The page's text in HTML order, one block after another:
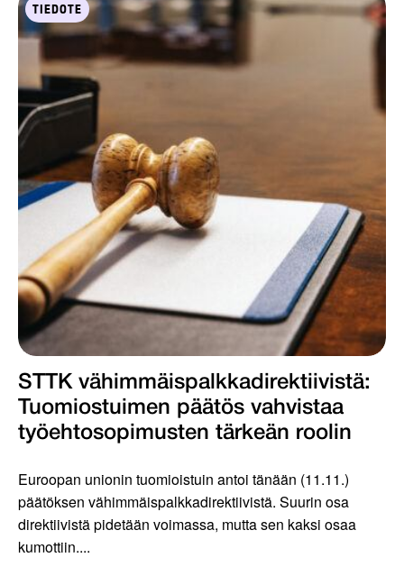
TIEDOTE
STTK vähimmäispalkka­­direktiivistä:
Tuomiostuimen päätös vahvistaa
työehtosopimusten tärkeän roolin
Euroopan unionin tuomioistuin antoi tänään (11.11.)
päätöksen vähimmäispalkkadirektiivistä. Suurin osa
direktiivistä pidetään voimassa, mutta sen kaksi osaa
kumottiin....